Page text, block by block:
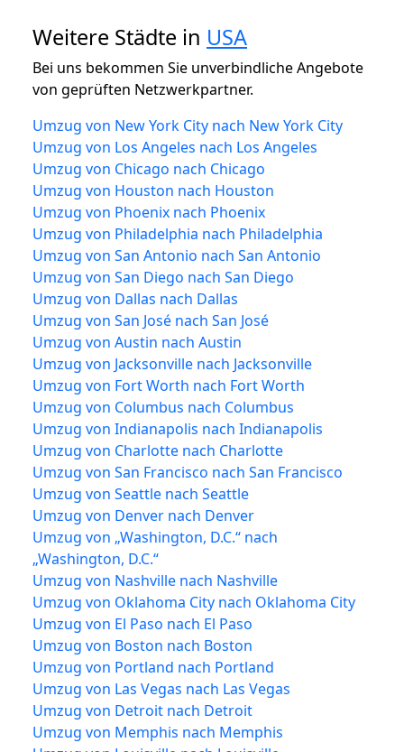
Weitere Städte in USA
Bei uns bekommen Sie unverbindliche Angebote
von geprüften Netzwerkpartner.
Umzug von New York City nach New York City
Umzug von Los Angeles nach Los Angeles
Umzug von Chicago nach Chicago
Umzug von Houston nach Houston
Umzug von Phoenix nach Phoenix
Umzug von Philadelphia nach Philadelphia
Umzug von San Antonio nach San Antonio
Umzug von San Diego nach San Diego
Umzug von Dallas nach Dallas
Umzug von San José nach San José
Umzug von Austin nach Austin
Umzug von Jacksonville nach Jacksonville
Umzug von Fort Worth nach Fort Worth
Umzug von Columbus nach Columbus
Umzug von Indianapolis nach Indianapolis
Umzug von Charlotte nach Charlotte
Umzug von San Francisco nach San Francisco
Umzug von Seattle nach Seattle
Umzug von Denver nach Denver
Umzug von „Washington, D.C.“ nach
„Washington, D.C.“
Umzug von Nashville nach Nashville
Umzug von Oklahoma City nach Oklahoma City
Umzug von El Paso nach El Paso
Umzug von Boston nach Boston
Umzug von Portland nach Portland
Umzug von Las Vegas nach Las Vegas
Umzug von Detroit nach Detroit
Umzug von Memphis nach Memphis